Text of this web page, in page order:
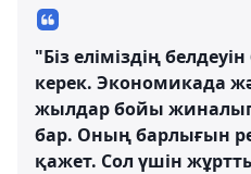
"Біз еліміздің
керек. Экономикада
жылдар бойы жиналып
бар. Оның барлығын
қажет. Сол үшін